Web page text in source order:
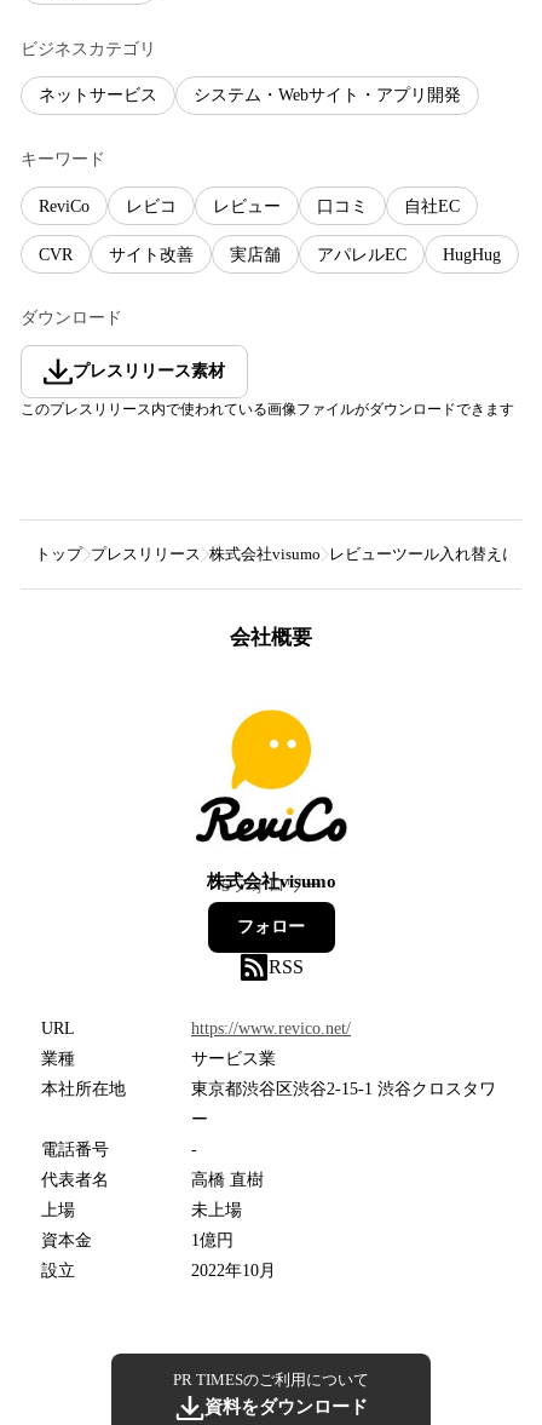
ビジネスカテゴリ
ネットサービス システム・Webサイト・アプリ開発
キーワード
ReviCo レビコ レビュー 口コミ 自社EC
CVR サイト改善 実店舗 アパレルEC HugHug
ダウンロード
プレスリリース素材
このプレスリリース内で使われている画像ファイルがダウンロードできます
トップ プレスリリース 株式会社visumo レビューツール入れ替えによ
会社概要
株式会社visumo
5フォロワー
フォロー
RSS
URL
https://www.revico.net/
業種
サービス業
本社所在地
東京都渋谷区渋谷2-15-1 渋谷クロスタワ
ー
電話番号
-
代表者名
高橋 直樹
上場
未上場
資本金
1億円
設立
2022年10月
PR TIMESのご利用について
資料をダウンロード